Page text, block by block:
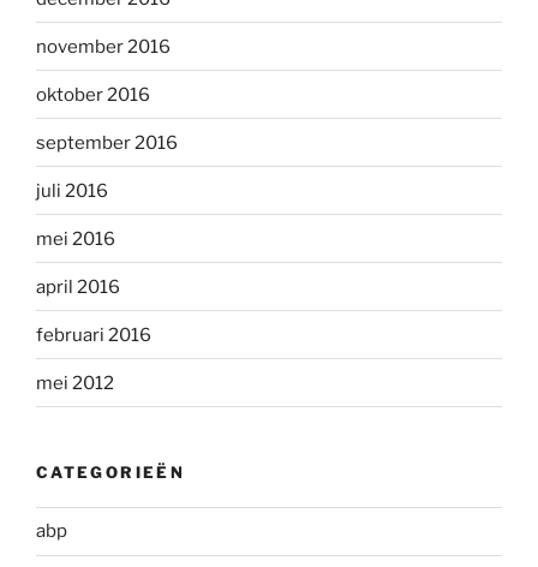
november 2016
oktober 2016
september 2016
juli 2016
mei 2016
april 2016
februari 2016
mei 2012
CATEGORIEËN
abp